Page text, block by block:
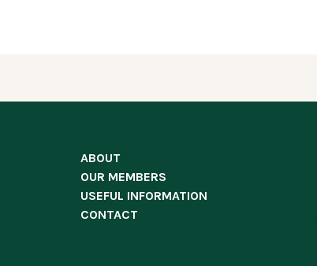
ABOUT
OUR MEMBERS
USEFUL INFORMATION
CONTACT